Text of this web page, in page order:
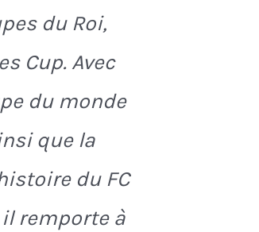
du Roi,
Cup. Avec
du monde
que la
du FC
remporte à